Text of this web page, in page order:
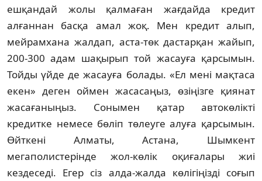
ешқандай жолы қалмаған жағдайда кредит
алғаннан басқа амал жоқ. Мен кредит алып,
мейрамхана жалдап, аста-төк дастарқан жайып,
200-300 адам шақырып той жасауға қар­сымын.
Тойды үйде де жасауға болады. «Ел мені мақтаса
екен» деген оймен жасасаңыз, өзіңізге қиянат
жасағаныңыз. Сонымен қатар ав­токөлікті
кредитке немесе бөліп төлеуге алуға қарсымын.
Өйткені Алматы, Астана, Шым­кент
мегаполистерінде жол-көлік оқиға­лары жиі
кездеседі. Егер сіз алда-жалда көлі­гіңіз­ді соғып